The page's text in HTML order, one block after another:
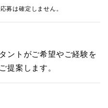
募は確定しません。
ントがご希望やご経験を
提案します。